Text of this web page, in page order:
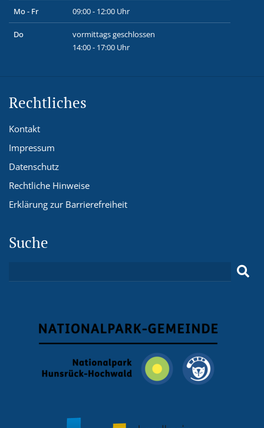
Mo - Fr 09:00 - 12:00 Uhr
Do
vormittags geschlossen
14:00 - 17:00 Uhr
Rechtliches
Kontakt
Impressum
Datenschutz
Rechtliche Hinweise
Erklärung zur Barrierefreiheit
Suche